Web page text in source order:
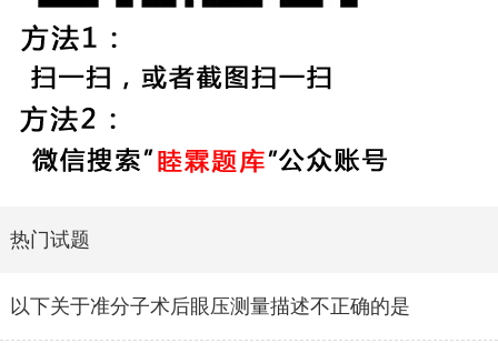
热门试题
以下关于准分子术后眼压测量描述不正确的是